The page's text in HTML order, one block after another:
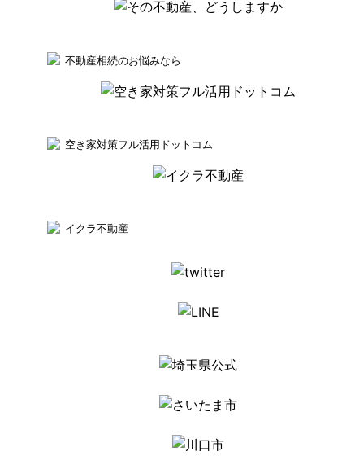
不動産相続のお悩みなら
空き家対策フル活用ドットコム
イクラ不動産